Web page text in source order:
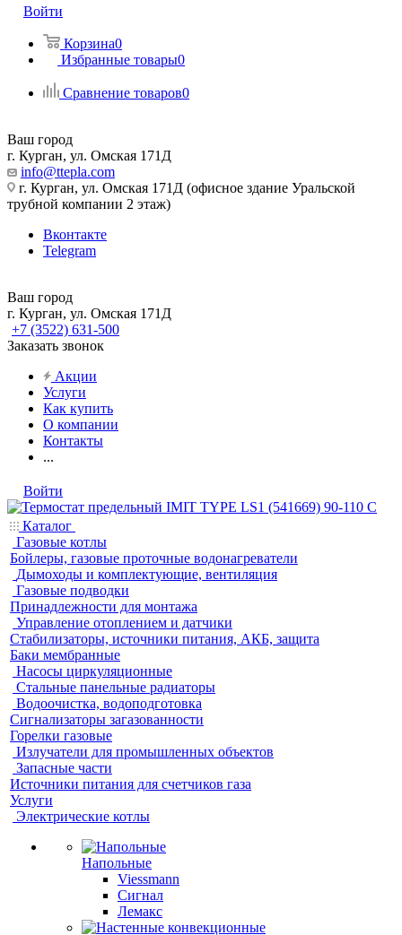
Войти
Корзина0
Избранные товары0
Сравнение товаров0
Ваш город
г. Курган, ул. Омская 171Д
info@ttepla.com
г. Курган, ул. Омская 171Д (офисное здание Уральской
трубной компании 2 этаж)
Вконтакте
Telegram
Ваш город
г. Курган, ул. Омская 171Д
+7 (3522) 631-500
Заказать звонок
Акции
Услуги
Как купить
О компании
Контакты
...
Войти
Каталог
Газовые котлы
Бойлеры, газовые проточные водонагреватели
Дымоходы и комплектующие, вентиляция
Газовые подводки
Принадлежности для монтажа
Управление отоплением и датчики
Стабилизаторы, источники питания, АКБ, защита
Баки мембранные
Насосы циркуляционные
Стальные панельные радиаторы
Водоочистка, водоподготовка
Сигнализаторы загазованности
Горелки газовые
Излучатели для промышленных объектов
Запасные части
Источники питания для счетчиков газа
Услуги
Электрические котлы
Напольные
Viessmann
Сигнал
Лемакс